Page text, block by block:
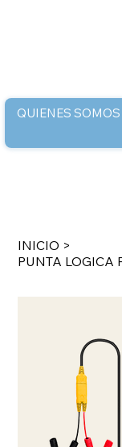
QUIENES SOMOS
INICIO >